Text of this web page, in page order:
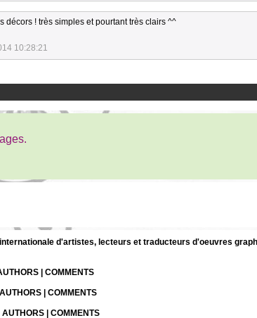
décors ! très simples et pourtant très clairs ^^
10:28:21
d'artistes, lecteurs et traducteurs d'oeuvres
| COMMENTS
| COMMENTS
| COMMENTS